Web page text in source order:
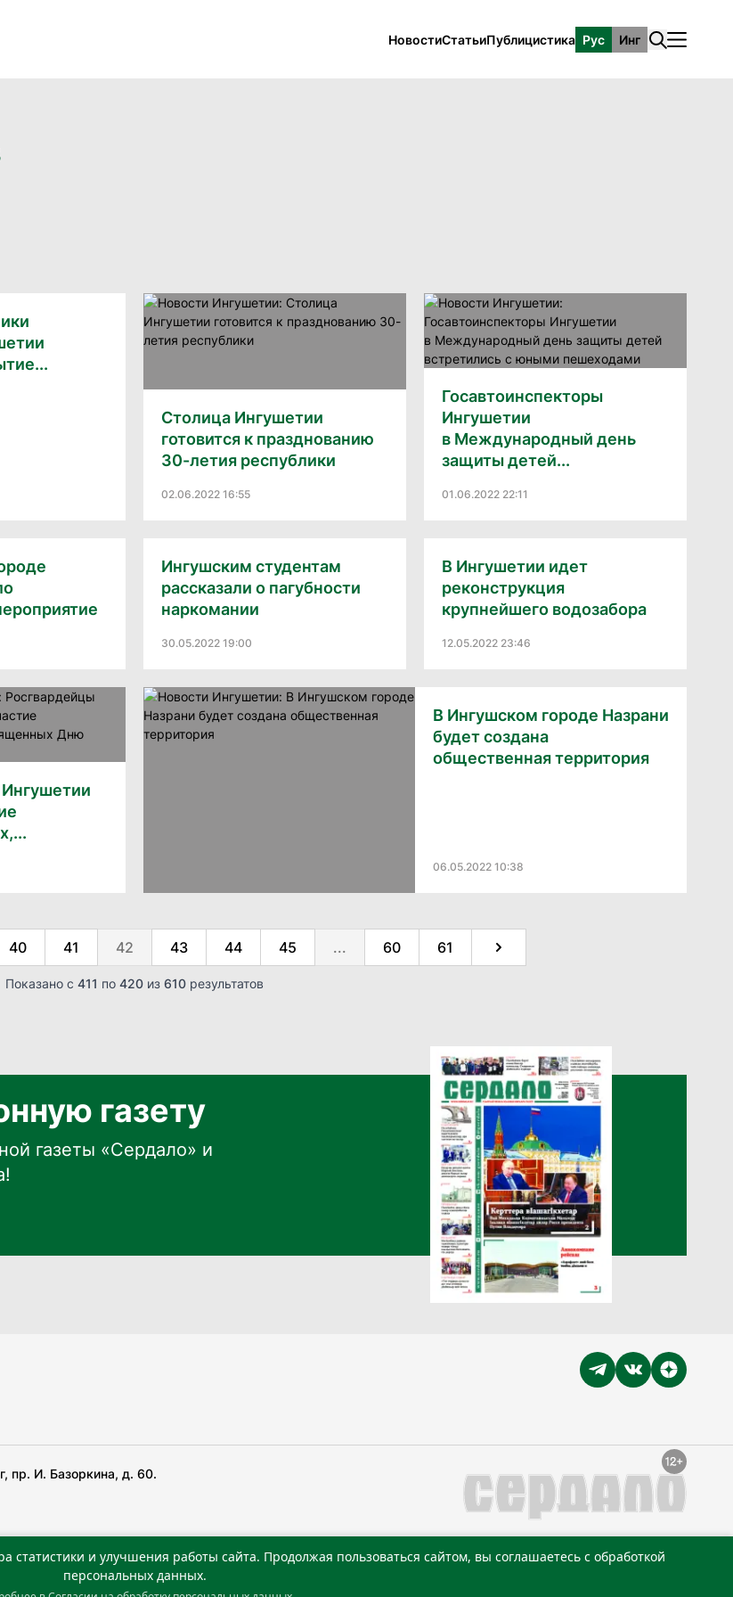
НовостиСтатьиПублицистика Рус Инг
Столица Ингушетии
готовится к празднованию
30-летия республики
02.06.2022 16:55
Госавтоинспекторы
Ингушетии
в Международный день
защиты детей...
01.06.2022 22:11
Ингушским студентам
рассказали о пагубности
наркомании
30.05.2022 19:00
В Ингушетии идет
реконструкция
крупнейшего водозабора
12.05.2022 23:46
В Ингушском городе Назрани
будет создана
общественная территория
06.05.2022 10:38
40 41 42 43 44 45 ... 60 61
Показано с 411 по 420 из 610 результатов
газету
газеты «Сердало» и
пр. И. Базоркина, д. 60.
по надзору в сфере связи, информационных
и улучшения работы сайта. Продолжая пользоваться сайтом, вы соглашаетесь с обработкой
персональных данных.